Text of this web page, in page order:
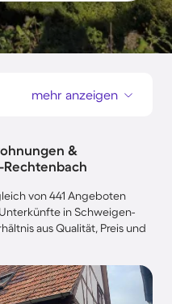
mehr anzeigen
&
von 441 Angeboten
in Schweigen-
aus Qualität, Preis und